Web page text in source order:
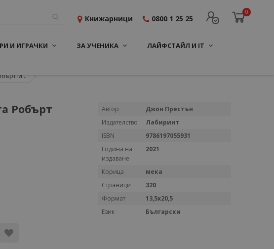
0
Книжарници 0800 1 25 25
И ИГРАЧКИ ЗА УЧЕНИКА ЛАЙФСТАЙЛ И IT
М...
Робърт
Повече
Автор
Джон Престън
Издателство
Лабиринт
ISBN
9786197055931
Година на
издаване
2021
Корица
мека
Страници
320
Формат
13,5x20,5
Език
Български